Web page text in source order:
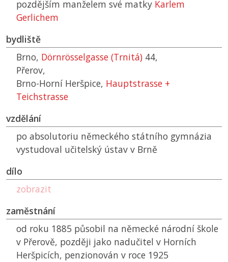
pozdějším manželem své matky Karlem
Gerlichem
bydliště
Brno, Dörnrösselgasse (Trnitá) 44,
Přerov,
Brno-Horní Heršpice, Hauptstrasse +
Teichstrasse
vzdělání
po absolutoriu německého státního gymnázia
vystudoval učitelský ústav v Brně
dílo
zobrazit
zaměstnání
od roku 1885 působil na německé národní škole
v Přerově, později jako nadučitel v Horních
Heršpicích, penzionován v roce 1925